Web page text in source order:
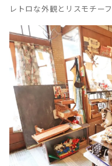
レトロな外観とリスモチー